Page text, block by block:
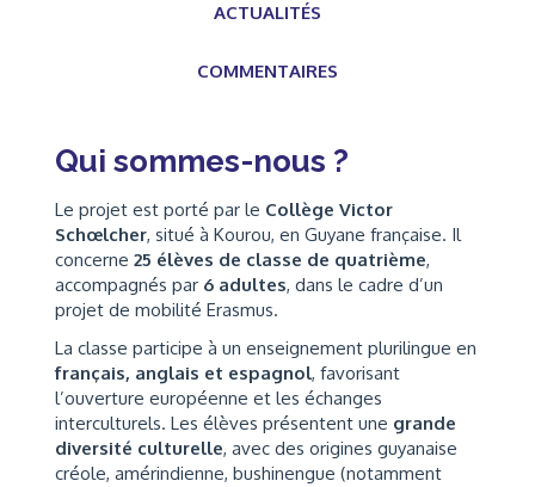
ACTUALITÉS
COMMENTAIRES
Qui sommes-nous ?
Le projet est porté par le Collège Victor
Schœlcher, situé à Kourou, en Guyane française. Il
concerne 25 élèves de classe de quatrième,
accompagnés par 6 adultes, dans le cadre d’un
projet de mobilité Erasmus.
La classe participe à un enseignement plurilingue en
français, anglais et espagnol, favorisant
l’ouverture européenne et les échanges
interculturels. Les élèves présentent une grande
diversité culturelle, avec des origines guyanaise
créole, amérindienne, bushinengue (notamment